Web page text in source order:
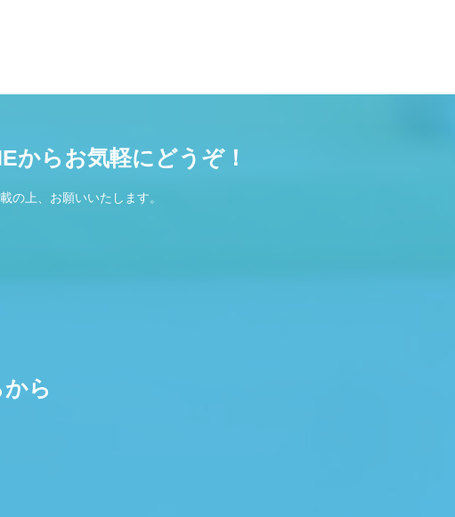
からお気軽にどうぞ！
の上、お願いいたします。
ら